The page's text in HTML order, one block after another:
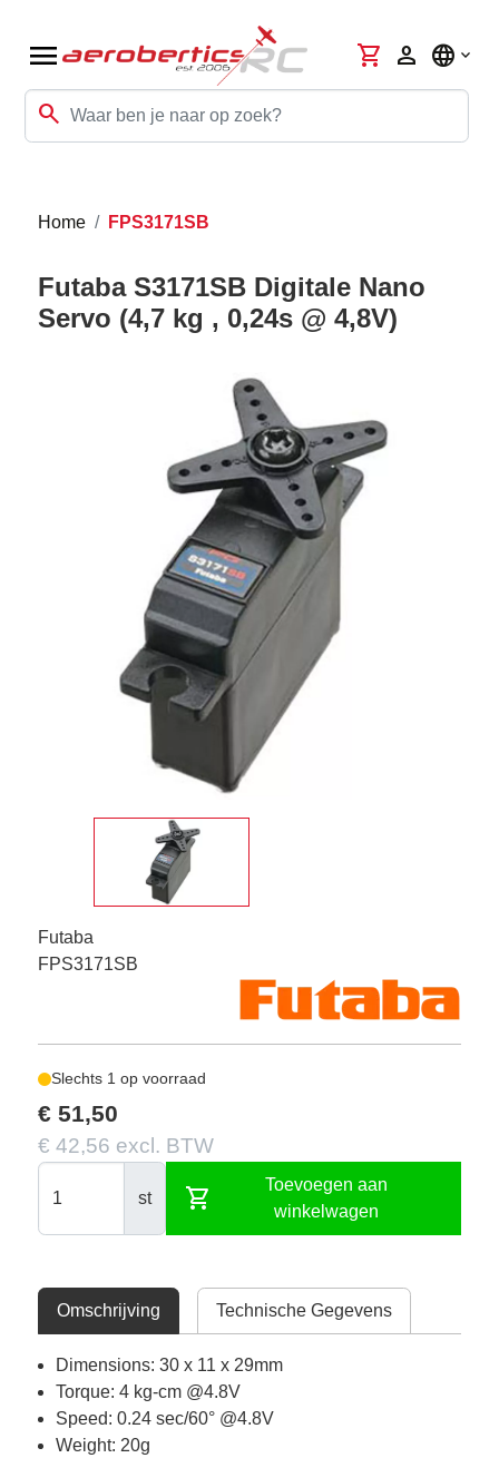
menu
search
shopping_cart person language
Home FPS3171SB
Futaba S3171SB Digitale Nano
Servo (4,7 kg , 0,24s @ 4,8V)
Futaba
FPS3171SB
Slechts 1 op voorraad
€ 51,50
€ 42,56 excl. BTW
st shopping_cart
Toevoegen aan
winkelwagen
Omschrijving Technische Gegevens
Dimensions: 30 x 11 x 29mm
Torque: 4 kg-cm @4.8V
Speed: 0.24 sec/60° @4.8V
Weight: 20g